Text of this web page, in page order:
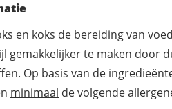
en koks de bereiding van
gemakkelijker te maken door
Op basis van de
minimaal de volgende